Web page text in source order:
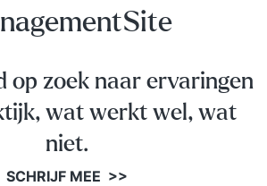
op zoek naar ervaringen
wat werkt wel, wat
niet.
SCHRIJF MEE >>